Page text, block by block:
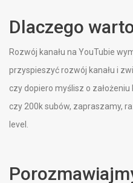
Dlaczego
Rozwój kanału na YouTubie
przyspieszyć rozwój kanału i
czy dopiero myślisz o założeniu
czy 200k subów, zapraszamy,
level.